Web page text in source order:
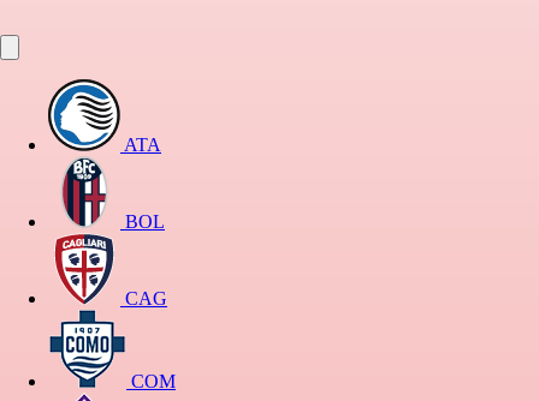
ATA
BOL
CAG
COM